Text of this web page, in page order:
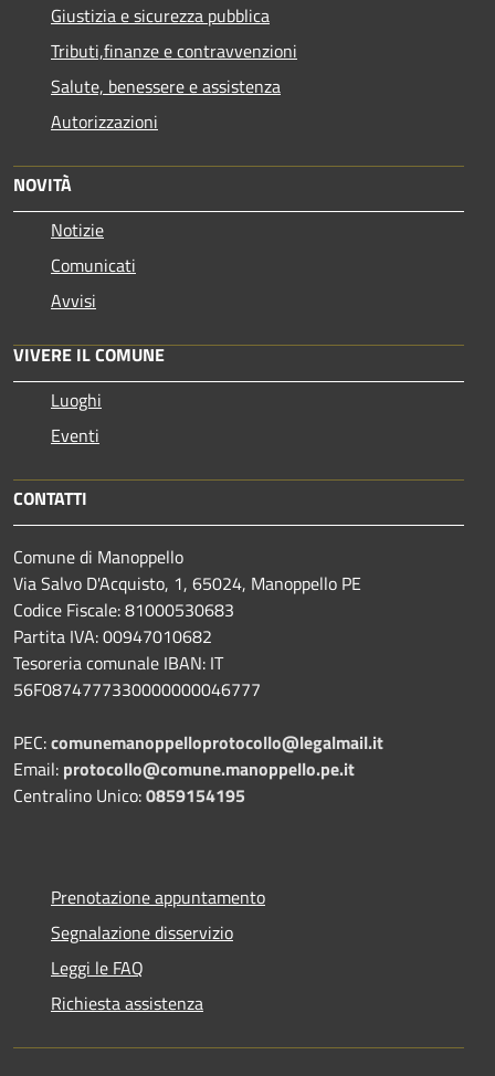
Giustizia e sicurezza pubblica
Tributi,finanze e contravvenzioni
Salute, benessere e assistenza
Autorizzazioni
NOVITÀ
Notizie
Comunicati
Avvisi
VIVERE IL COMUNE
Luoghi
Eventi
CONTATTI
Comune di Manoppello
Via Salvo D'Acquisto, 1, 65024, Manoppello PE
Codice Fiscale: 81000530683
Partita IVA: 00947010682
Tesoreria comunale IBAN: IT
56F0874777330000000046777
PEC:comunemanoppelloprotocollo@legalmail.it
Email: protocollo@comune.manoppello.pe.it
Centralino Unico:0859154195
Prenotazione appuntamento
Segnalazione disservizio
Leggi le FAQ
Richiesta assistenza